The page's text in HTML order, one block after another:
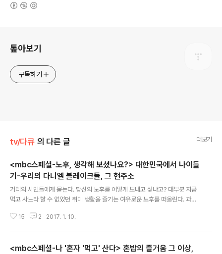
톺아보기
구독하기
tv/다큐 의 다른 글 더보기
<mbc스페셜-노후, 생각해 보셨나요?> 대한민국에서 나이들
기-우리의 다니엘 블레이크들, 그 현주소
거리의 시민들에게 묻는다. 당신의 노후를 어떻게 보내고 싶냐고? 대부분 지금
먹고 사느라 할 수 없었던 취미 생활을 즐기는 여유로운 노후를 떠올린다. 과연?
로하고 이어진 다큐, 그 어떤 지옥의 묵시록보다 처연하다. 그런데 그게 바로 2
주 에 이어, 이번 주 는 1인 가구 520만 시대, 노령인구 14%의 대한민국을 가
15 2 2017. 1. 10.
<mbc스페셜-나 '혼자 '먹고' 산다> 혼밥의 즐거움 그 이상,